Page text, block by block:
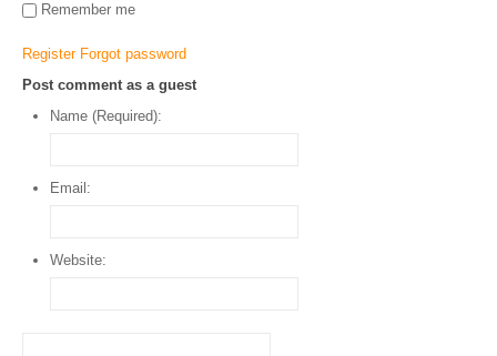
Remember me
Register Forgot password
Post comment as a guest
Name (Required):
Email:
Website: